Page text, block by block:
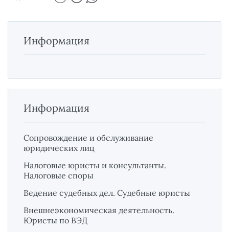
Информация
Информация
Сопровождение и обслуживание
юридических лиц
Налоговые юристы и консультанты.
Налоговые споры
Ведение судебных дел. Судебные юристы
Внешнеэкономическая деятельность.
Юристы по ВЭД